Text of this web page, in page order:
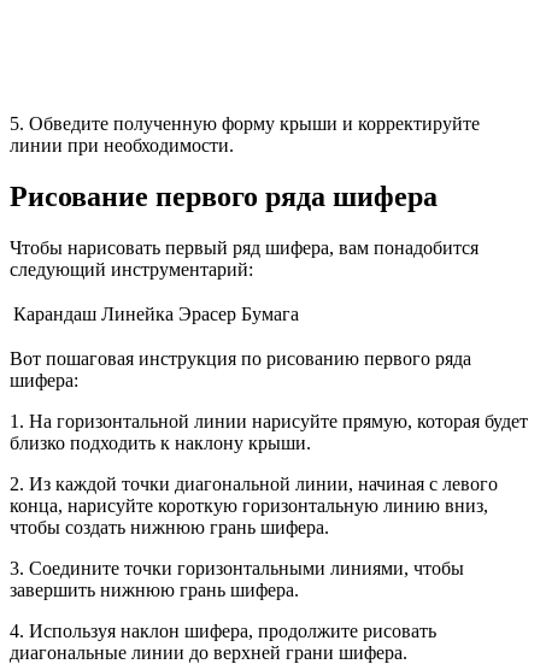
5. Обведите полученную форму крыши и корректируйте
линии при необходимости.
Рисование первого ряда шифера
Чтобы нарисовать первый ряд шифера, вам понадобится
следующий инструментарий:
Карандаш Линейка Эрасер Бумага
Вот пошаговая инструкция по рисованию первого ряда
шифера:
1. На горизонтальной линии нарисуйте прямую, которая будет
близко подходить к наклону крыши.
2. Из каждой точки диагональной линии, начиная с левого
конца, нарисуйте короткую горизонтальную линию вниз,
чтобы создать нижнюю грань шифера.
3. Соедините точки горизонтальными линиями, чтобы
завершить нижнюю грань шифера.
4. Используя наклон шифера, продолжите рисовать
диагональные линии до верхней грани шифера.